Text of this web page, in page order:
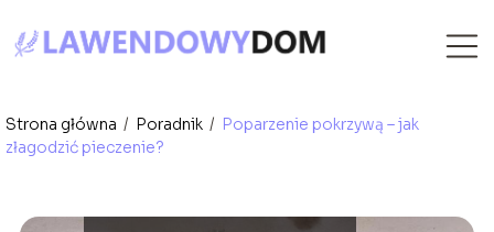
Strona główna / Poradnik / Poparzenie pokrzywą – jak
złagodzić pieczenie?